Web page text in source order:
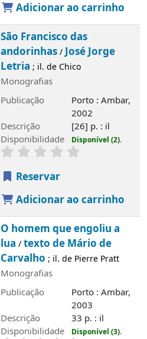
Adicionar ao carrinho
São Francisco das
andorinhas/José Jorge
Letria ; il. de Chico
Monografias
Publicação
Porto : Ambar,
2002
Descrição
[26] p. : il
Disponibilidade
Disponível (2).
Reservar
Adicionar ao carrinho
O homem que engoliu a
lua /texto de Mário de
Carvalho ; il. de Pierre Pratt
Monografias
Publicação
Porto : Ambar,
2003
Descrição
33 p. : il
Disponibilidade
Disponível (3).